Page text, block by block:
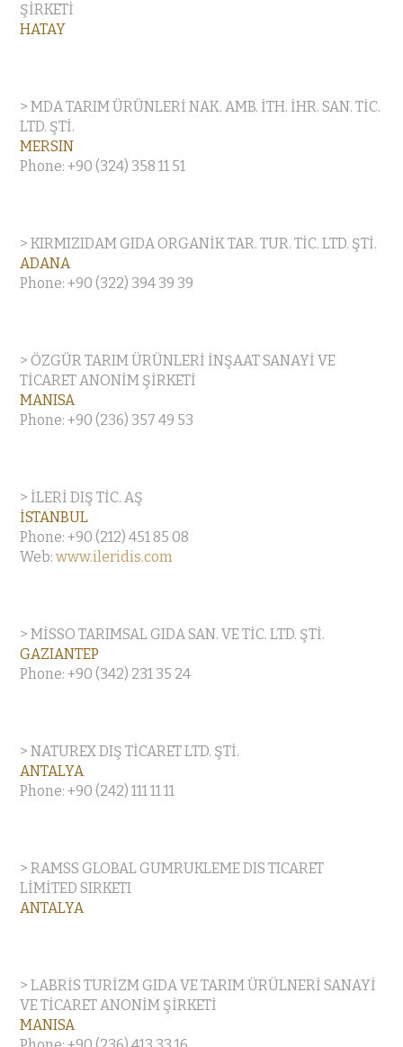
ŞİRKETİ
HATAY
> MDA TARIM ÜRÜNLERİ NAK. AMB. İTH. İHR. SAN. TİC.
LTD. ŞTİ.
MERSIN
Phone: +90 (324) 358 11 51
> KIRMIZIDAM GIDA ORGANİK TAR. TUR. TİC. LTD. ŞTİ.
ADANA
Phone: +90 (322) 394 39 39
> ÖZGÜR TARIM ÜRÜNLERİ İNŞAAT SANAYİ VE
TİCARET ANONİM ŞİRKETİ
MANISA
Phone: +90 (236) 357 49 53
> İLERİ DIŞ TİC. AŞ
İSTANBUL
Phone: +90 (212) 451 85 08
Web: www.ileridis.com
> MİSSO TARIMSAL GIDA SAN. VE TİC. LTD. ŞTİ.
GAZIANTEP
Phone: +90 (342) 231 35 24
> NATUREX DIŞ TİCARET LTD. ŞTİ.
ANTALYA
Phone: +90 (242) 111 11 11
> RAMSS GLOBAL GUMRUKLEME DIS TICARET
LİMİTED SIRKETI
ANTALYA
> LABRİS TURİZM GIDA VE TARIM ÜRÜLNERİ SANAYİ
VE TİCARET ANONİM ŞİRKETİ
MANISA